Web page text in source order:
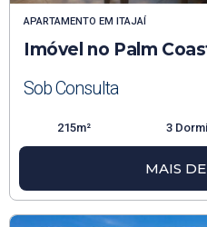
APARTAMENTO EM ITAJAÍ
Imóvel no Palm
Sob Consulta
215m² 3
MAIS